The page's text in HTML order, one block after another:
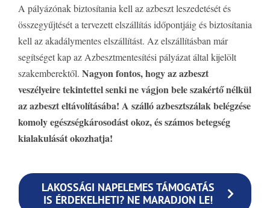
A pályázónak biztosítania kell az azbeszt leszedetését és
összegyűjtését a tervezett elszállítás időpontjáig és biztosítania
kell az akadálymentes elszállítást. Az elszállításban már
segítséget kap az Azbesztmentesítési pályázat által kijelölt
szakemberektől. Nagyon fontos, hogy az azbeszt
veszélyeire tekintettel senki ne vágjon bele szakértő nélkül
az azbeszt eltávolításába! A szálló azbesztszálak belégzése
komoly egészségkárosodást okoz, és számos betegség
kialakulását okozhatja!
LAKOSSÁGI NAPELEMES TÁMOGATÁS
IS ÉRDEKELHETI? NE MARADJON LE!